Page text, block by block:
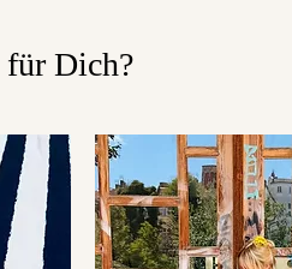
für Dich?